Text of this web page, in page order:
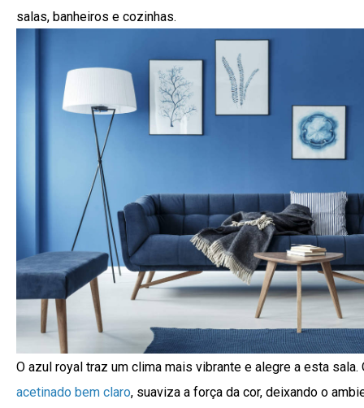
salas, banheiros e cozinhas.
O azul royal traz um clima mais vibrante e alegre a esta sala.
acetinado bem claro, suaviza a força da cor, deixando o